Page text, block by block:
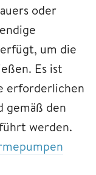
oder
um die
Es ist
erforderlichen
gemäß den
werden.